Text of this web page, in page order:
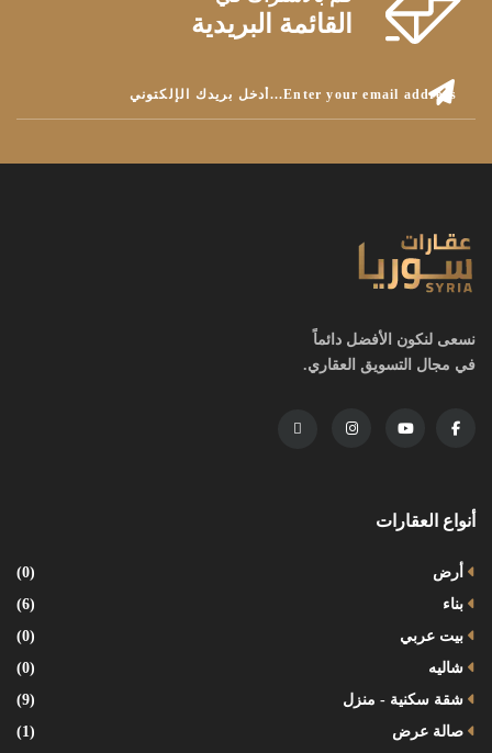
القائمة البريدية
نسعى لنكون الأفضل دائماً
في مجال التسويق العقاري.
أنواع العقارات
أرض
(0)
بناء
(6)
بيت عربي
(0)
شاليه
(0)
شقة سكنية - منزل
(9)
صالة عرض
(1)